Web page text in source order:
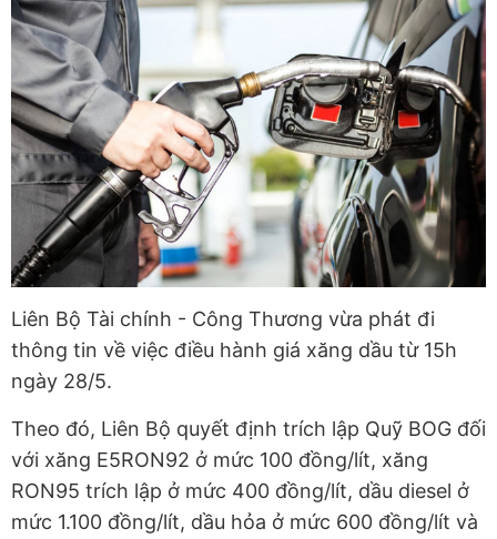
Liên Bộ Tài chính - Công Thương vừa phát đi
thông tin về việc điều hành giá xăng dầu từ 15h
ngày 28/5.
Theo đó, Liên Bộ quyết định trích lập Quỹ BOG đối
với xăng E5RON92 ở mức 100 đồng/lít, xăng
RON95 trích lập ở mức 400 đồng/lít, dầu diesel ở
mức 1.100 đồng/lít, dầu hỏa ở mức 600 đồng/lít và